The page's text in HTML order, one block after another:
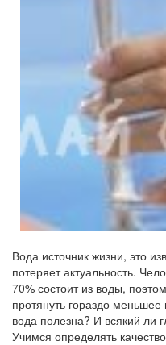
Вода источник жизни, это
потеряет актуальность.
70% состоит из воды,
протянуть гораздо
вода полезна? И всякий ли
Учимся определять